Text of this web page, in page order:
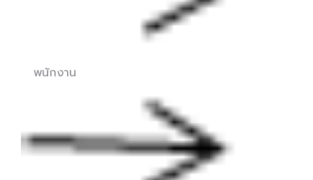
พนักงาน